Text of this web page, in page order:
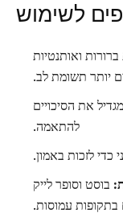
לשימוש
ואותנטיות
יותר תשומת לב.
את הסיכויים
להתאמה.
כדי לזכות באמון.
בוסט וסופר לייק
בתקופות עמוסות.